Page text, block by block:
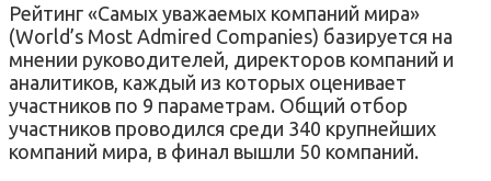
Рейтинг «Самых уважаемых компаний мира»
(World’s Most Admired Companies) базируется на
мнении руководителей, директоров компаний и
аналитиков, каждый из которых оценивает
участников по 9 параметрам. Общий отбор
участников проводился среди 340 крупнейших
компаний мира, в финал вышли 50 компаний.